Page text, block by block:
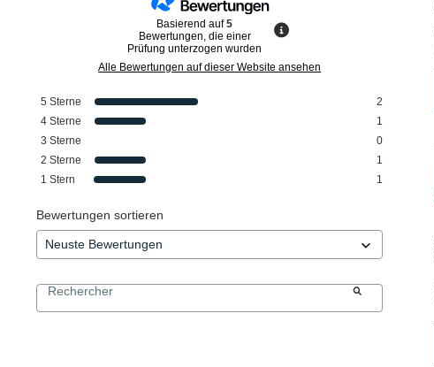
Basierend auf5
Bewertungen, die einer
Prüfung unterzogen wurden
Alle Bewertungen auf dieser Website ansehen
5 Sterne
2
4 Sterne
1
3 Sterne
0
2 Sterne
1
1 Stern 1
Bewertungen sortieren